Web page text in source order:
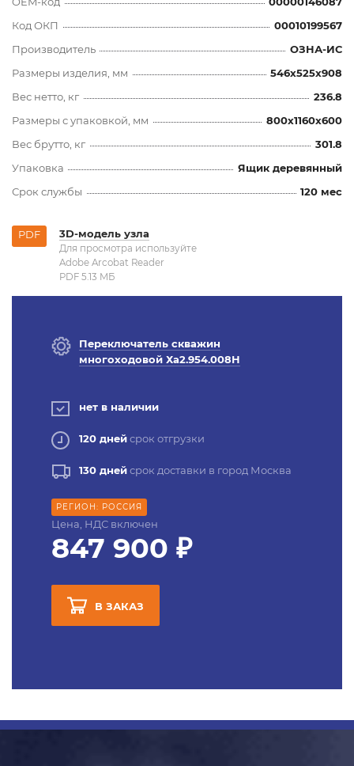
Код ОКП
00010199567
Производитель
ОЗНА-ИС
Размеры изделия, мм
546x525x908
Вес нетто, кг
236.8
Размеры с упаковкой, мм
800x1160x600
Вес брутто, кг
301.8
Упаковка
Ящик деревянный
Срок службы
120 мес
PDF 3D-модель узла
Для просмотра используйте
Adobe Arcobat Reader
PDF 5.13 MБ
Переключатель скважин
многоходовой Ха2.954.008Н
нет в наличии
120 днейсрок отгрузки
130 днейсрок доставки в город Москва
РЕГИОН: РОССИЯ
Цена, НДС включен
847 900 ₽
В ЗАКАЗ